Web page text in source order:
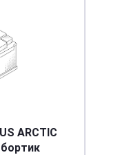
ARCTIC